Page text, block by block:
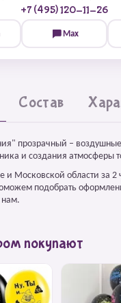
+7 (495) 120-11-26
Max
Состав
прозрачный –
и создания атмосферы
и Московской области за 2
подобрать
нам.
покупают